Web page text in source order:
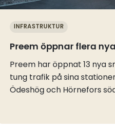
INFRASTRUKTUR
Preem öppnar flera
Preem har öppnat 13 nya
tung trafik på sina
Ödeshög och Hörnefors
antingen via betalkort,